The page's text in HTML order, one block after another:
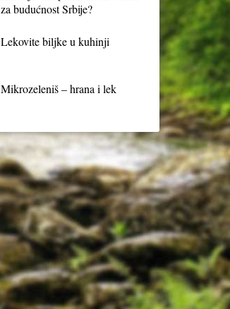
za budućnost Srbije?
Lekovite biljke u kuhinji
Mikrozeleniš – hrana i lek